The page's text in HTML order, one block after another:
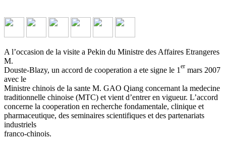
A l’occasion de la visite a Pekin du Ministre des Affaires Etrangeres
M.
Douste-Blazy, un accord de cooperation a ete signe le 1 er mars 2007
avec le
Ministre chinois de la sante M. GAO Qiang concernant la medecine
traditionnelle chinoise (MTC) et vient d’entrer en vigueur. L’accord
concerne la cooperation en recherche fondamentale, clinique et
pharmaceutique, des seminaires scientifiques et des partenariats
industriels
franco-chinois.